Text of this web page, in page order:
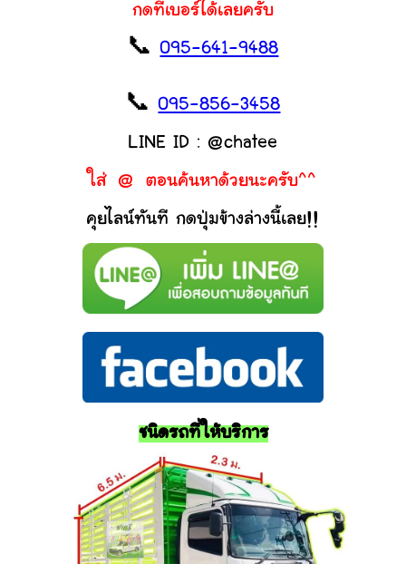
กดที่เบอร์ได้เลยครับ
📞095-641-9488
📞095-856-3458
LINE ID : @chatee
ใส่ @ ตอนค้นหาด้วยนะครับ^^
คุยไลน์ทันที กดปุ่มข้างล่างนี้เลย!!
ชนิดรถที่ให้บริการ